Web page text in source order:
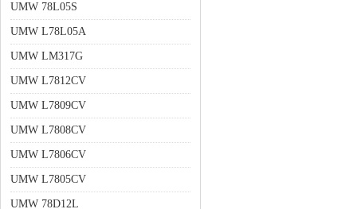
UMW 78L05S
UMW L78L05A
UMW LM317G
UMW L7812CV
UMW L7809CV
UMW L7808CV
UMW L7806CV
UMW L7805CV
UMW 78D12L